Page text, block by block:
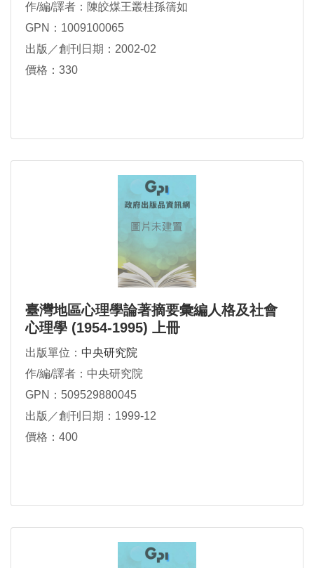
作/編/譯者：陳皎煤王叢桂孫篟如
GPN：1009100065
出版／創刊日期：2002-02
價格：330
臺灣地區心理學論著摘要彙編人格及社會
心理學 (1954-1995) 上冊
出版單位： 中央研究院
作/編/譯者：中央研究院
GPN：509529880045
出版／創刊日期：1999-12
價格：400